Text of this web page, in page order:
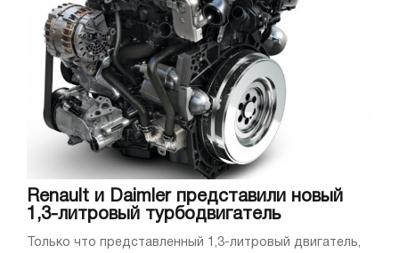
Renault и Daimler представили новый
1,3-литровый турбодвигатель
Только что представленный 1,3-литровый двигатель,